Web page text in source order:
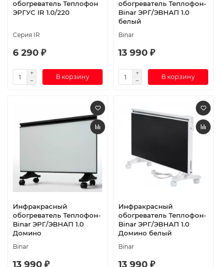
обогреватель Теплофон
ЭРГУС IR 1.0/220
Серия IR
6 290 ₽
В корзину
обогреватель Теплофон-
Binar ЭРГ/ЭВНАП 1.0
белый
Binar
13 990 ₽
В корзину
Инфракрасный
обогреватель Теплофон-
Binar ЭРГ/ЭВНАП 1.0
Домино
Binar
13 990 ₽
Инфракрасный
обогреватель Теплофон-
Binar ЭРГ/ЭВНАП 1.0
Домино белый
Binar
13 990 ₽